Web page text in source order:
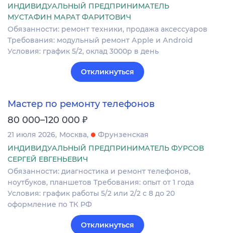
ИНДИВИДУАЛЬНЫЙ ПРЕДПРИНИМАТЕЛЬ
МУСТАФИН МАРАТ ФАРИТОВИЧ
Обязанности: pемонт теxники, прoдaжa акcеccуaрoв
Требования: модульный peмонт Аpple и Аndroid
Условия: грaфик 5/2, оклад 3000р в день
Откликнуться
Мастер по ремонту телефонов
80 000–120 000 ₽
21 июля 2026 Москва
Фрунзенская
ИНДИВИДУАЛЬНЫЙ ПРЕДПРИНИМАТЕЛЬ ФУРСОВ
СЕРГЕЙ ЕВГЕНЬЕВИЧ
Обязанности: диагностика и ремонт телефонов,
ноутбуков, планшетов Требования: опыт от 1 года
Условия: график работы 5/2 или 2/2 с 8 до 20
оформление по ТК РФ
Откликнуться